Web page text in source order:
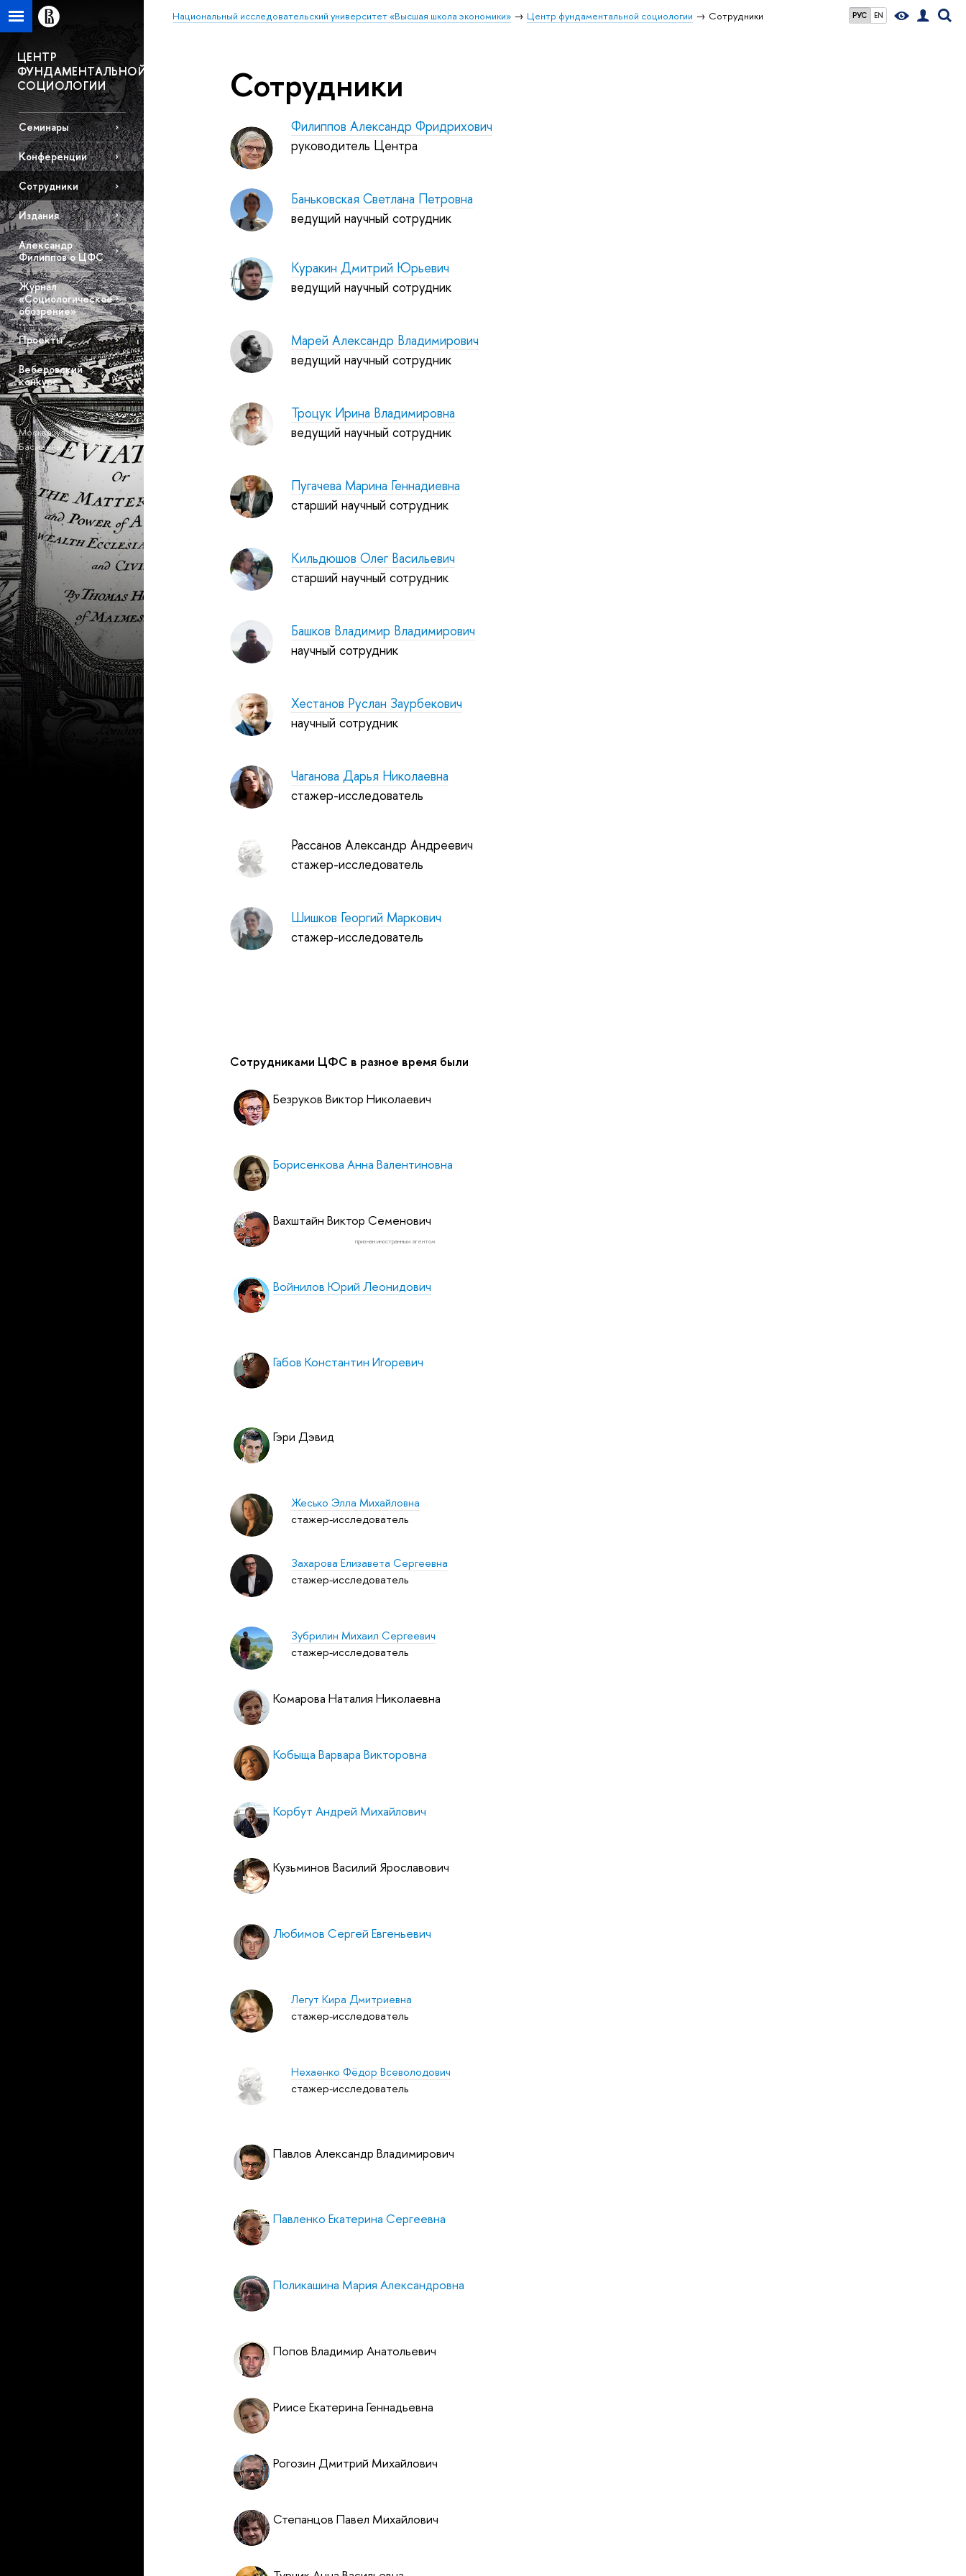
РУС EN
Национальный исследовательский университет «Высшая школа экономики» Центр фундаментальной социологии Сотрудники
ЦЕНТР
ФУНДАМЕНТАЛЬНОЙ
СОЦИОЛОГИИ
Семинары
Конференции
Сотрудники
Издания
Александр
Филиппов о ЦФС
Журнал
«Социологическое
обозрение»
Проекты
Веберовский
конкурс
Москва, ул. Ст.
Басманная, д. 21/4, стр.
1
Сотрудники
Филиппов Александр Фридрихович
руководитель Центра
Баньковская Светлана Петровна
ведущий научный сотрудник
Куракин Дмитрий Юрьевич
ведущий научный сотрудник
Марей Александр Владимирович
ведущий научный сотрудник
Троцук Ирина Владимировна
ведущий научный сотрудник
Пугачева Марина Геннадиевна
старший научный сотрудник
Кильдюшов Олег Васильевич
старший научный сотрудник
Башков Владимир Владимирович
научный сотрудник
Хестанов Руслан Заурбекович
научный сотрудник
Чаганова Дарья Николаевна
стажер-исследователь
Рассанов Александр Андреевич
стажер-исследователь
Шишков Георгий Маркович
стажер-исследователь
Сотрудниками ЦФС в разное время были
Безруков Виктор Николаевич
Борисенкова Анна Валентиновна
Вахштайн Виктор Семенович
признан иностранным агентом
Войнилов Юрий Леонидович
Габов Константин Игоревич
Гэри Дэвид
Жесько Элла Михайловна
стажер-исследователь
Захарова Елизавета Сергеевна
стажер-исследователь
Зубрилин Михаил Сергеевич
стажер-исследователь
Комарова Наталия Николаевна
Кобыща Варвара Викторовна
Корбут Андрей Михайлович
Кузьминов Василий Ярославович
Любимов Сергей Евгеньевич
Легут Кира Дмитриевна
стажер-исследователь
Нехаенко Фёдор Всеволодович
стажер-исследователь
Павлов Александр Владимирович
Павленко Екатерина Сергеевна
Поликашина Мария Александровна
Попов Владимир Анатольевич
Риисе Екатерина Геннадьевна
Рогозин Дмитрий Михайлович
Степанцов Павел Михайлович